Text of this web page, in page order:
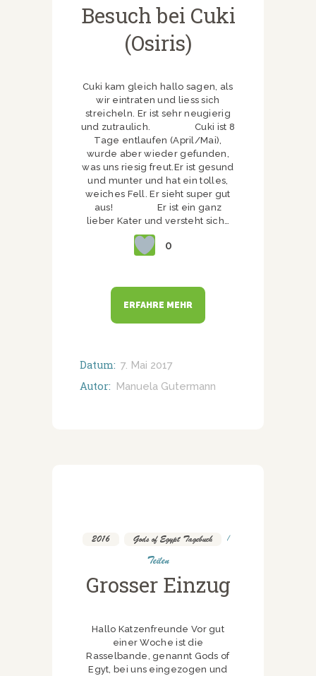
Besuch bei Cuki
(Osiris)
Cuki kam gleich hallo sagen, als
wir eintraten und liess sich
streicheln. Er ist sehr neugierig
und zutraulich. Cuki ist 8
Tage entlaufen (April/Mai),
wurde aber wieder gefunden,
was uns riesig freut.Er ist gesund
und munter und hat ein tolles,
weiches Fell. Er sieht super gut
aus! Er ist ein ganz
lieber Kater und versteht sich…
0
ERFAHRE MEHR
Datum: 7. Mai 2017
Autor: Manuela Gutermann
2016 Gods of Egypt Tagebuch
Teilen
Grosser Einzug
Hallo Katzenfreunde Vor gut
einer Woche ist die
Rasselbande, genannt Gods of
Egyt, bei uns eingezogen und